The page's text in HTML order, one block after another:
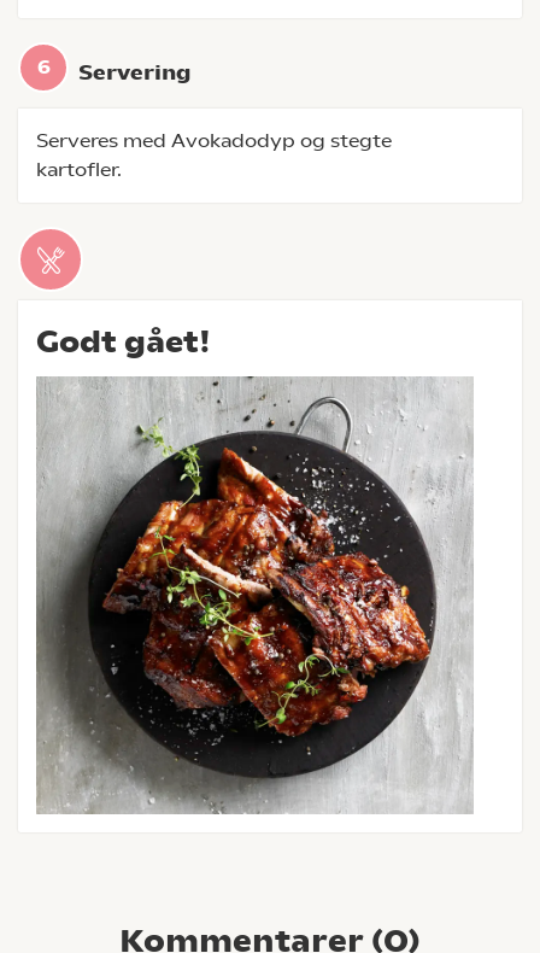
Servering
Serveres med Avokadodyp og stegte
kartofler.
Godt gået!
Kommentarer (0)